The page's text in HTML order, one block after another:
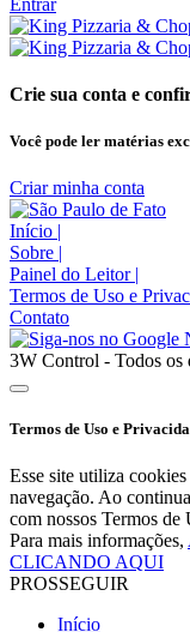
Crie sua conta e
Você pode ler matérias
Criar minha conta
Início |
Sobre |
Painel do Leitor |
Termos de Uso e
Contato
3W Control - Todos os
Termos de Uso e
Esse site utiliza
navegação. Ao
com nossos Termos de
Para mais informações,
CLICANDO AQUI
PROSSEGUIR
Início